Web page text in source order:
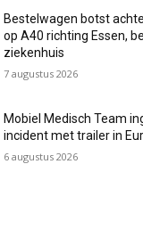
Bestelwagen botst
op A40 richting Essen,
ziekenhuis
7 augustus 2026
Mobiel Medisch Team
incident met trailer in
6 augustus 2026